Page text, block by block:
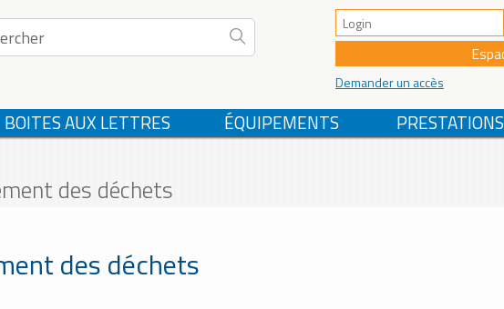
Demander un accès
BOITES AUX LETTRES ÉQUIPEMENTS PRESTATIONS
des déchets
des déchets